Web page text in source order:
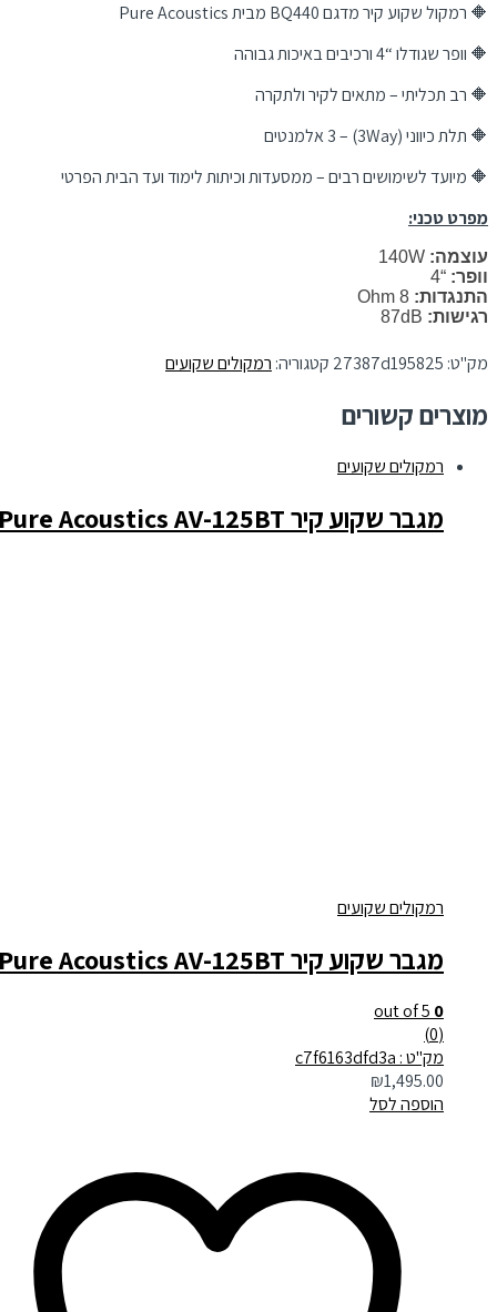
🔶 רמקול שקוע קיר מדגם BQ440 מבית Pure Acoustics
🔶 וופר שגודלו “4 ורכיבים באיכות גבוהה
🔶 רב תכליתי – מתאים לקיר ולתקרה
🔶 תלת כיווני (3Way) – 3 אלמנטים
🔶 מיועד לשימושים רבים – ממסעדות וכיתות לימוד ועד הבית הפרטי
מפרט טכני:
עוצמה:140W
וופר:“4
התנגדות:8 Ohm
רגישות:87dB
מק"ט:27387d195825 קטגוריה:רמקולים שקועים
מוצרים קשורים
רמקולים שקועים
מגבר שקוע קיר Pure Acoustics AV-125BT
רמקולים שקועים
מגבר שקוע קיר Pure Acoustics AV-125BT
0
out of 5
מק"ט : c7f6163dfd3a
₪1,495.00
הוספה לסל